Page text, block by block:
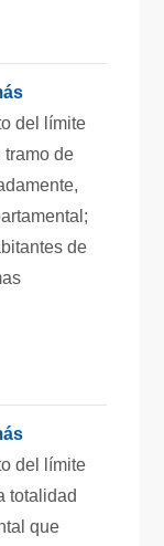
del límite
tramo de
de
del límite
totalidad
que